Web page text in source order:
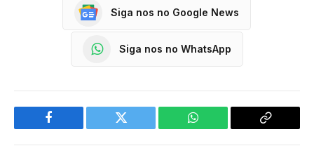
Siga nos no Google News
Siga nos no WhatsApp
Facebook Twitter WhatsApp
Copy